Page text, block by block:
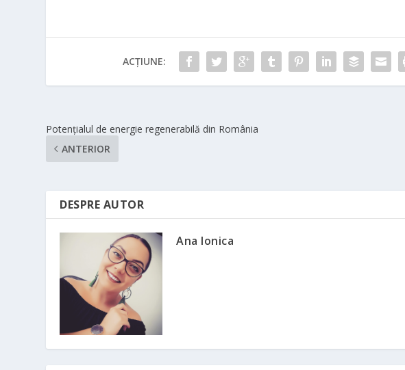
ACȚIUNE:
Potențialul de energie regenerabilă din România
ANTERIOR
DESPRE AUTOR
Ana Ionica